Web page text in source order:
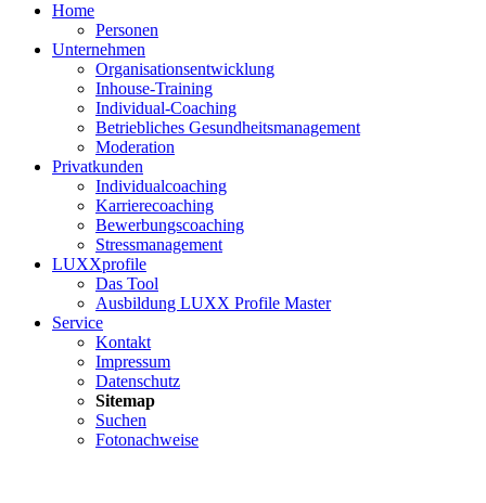
Home
Personen
Unternehmen
Organisationsentwicklung
Inhouse-Training
Individual-Coaching
Betriebliches Gesundheitsmanagement
Moderation
Privatkunden
Individualcoaching
Karrierecoaching
Bewerbungscoaching
Stressmanagement
LUXXprofile
Das Tool
Ausbildung LUXX Profile Master
Service
Kontakt
Impressum
Datenschutz
Sitemap
Suchen
Fotonachweise